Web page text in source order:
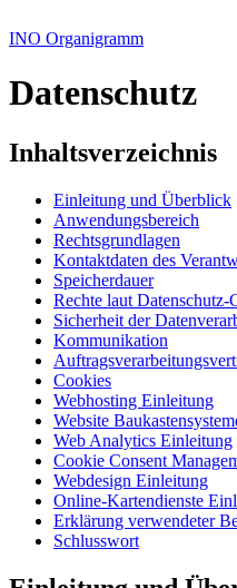
INO Organigramm
Datenschutz
Inhaltsverzeichnis
Einleitung und Überblick
Anwendungsbereich
Rechtsgrundlagen
Kontaktdaten des
Speicherdauer
Rechte laut
Sicherheit der
Kommunikation
Cookies
Webhosting Einleitung
Website
Web Analytics Einleitung
Cookie Consent
Webdesign Einleitung
Online-Kartendienste
Erklärung verwendeter
Schlusswort